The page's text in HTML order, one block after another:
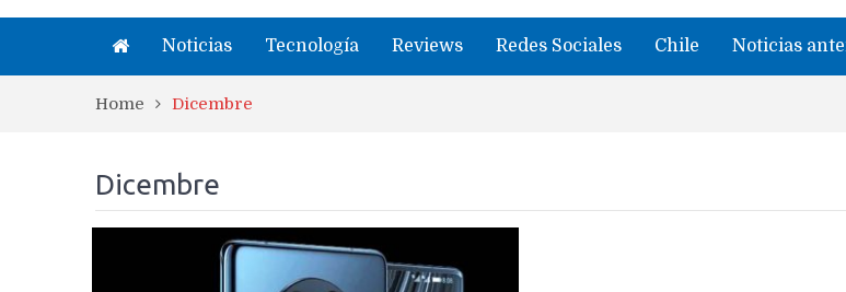
Noticias Tecnología Reviews Redes Sociales Chile Noticias
Home Dicembre
Dicembre